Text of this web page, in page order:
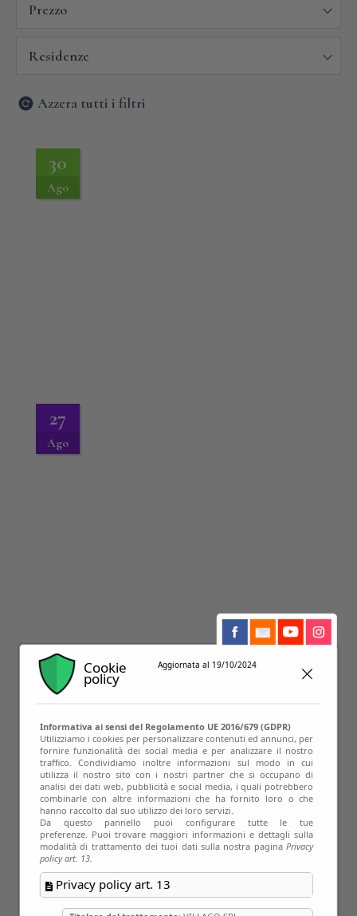
Prezzo
Residenze
Azzera tutti i filtri
30
Ago
27
Ago
Ago
Cookie
policy
Aggiornata al 19/10/2024
Informativa ai sensi del Regolamento UE 2016/679 (GDPR)
Utilizziamo i cookies per personalizzare contenuti ed annunci, per
fornire funzionalità dei social media e per analizzare il nostro
traffico. Condividiamo inoltre informazioni sul modo in cui
utilizza il nostro sito con i nostri partner che si occupano di
analisi dei dati web, pubblicità e social media, i quali potrebbero
combinarle con altre informazioni che ha fornito loro o che
hanno raccolto dal suo utilizzo dei loro servizi.
Da questo pannello puoi configurare tutte le tue
preferenze. Puoi trovare maggiori informazioni e dettagli sulla
modalità di trattamento dei tuoi dati sulla nostra paginaPrivacy
policy art. 13.
Privacy policy art. 13